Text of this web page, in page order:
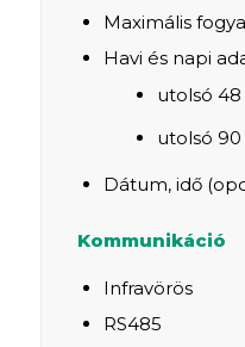
Maximális
Havi és napi
utolsó
utolsó
Dátum, idő
Kommunikáció
Infravörös
RS485